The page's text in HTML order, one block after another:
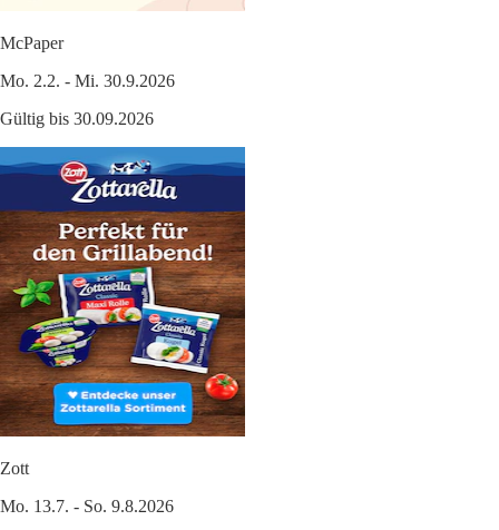
McPaper
Mo. 2.2. - Mi. 30.9.2026
Gültig bis 30.09.2026
Zott
Mo. 13.7. - So. 9.8.2026